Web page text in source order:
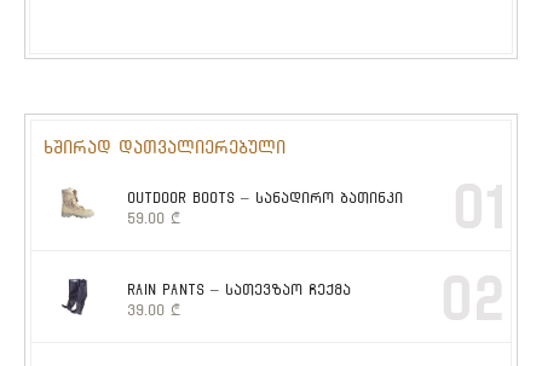
ხშირად დათვალიერებული
OUTDOOR BOOTS – სანადირო ბათინკი
59.00 ₾ 01
RAIN PANTS – სათევზაო ჩექმა
39.00 ₾ 02